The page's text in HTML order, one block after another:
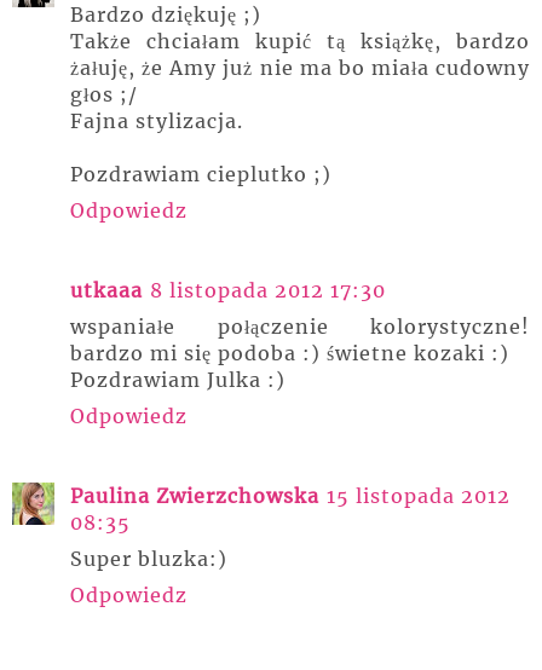
Bardzo dziękuję ;)
Także chciałam kupić tą książkę, bardzo
żałuję, że Amy już nie ma bo miała cudowny
głos ;/
Fajna stylizacja.
Pozdrawiam cieplutko ;)
Odpowiedz
utkaaa 8 listopada 2012 17:30
wspaniałe połączenie kolorystyczne!
bardzo mi się podoba :) świetne kozaki :)
Pozdrawiam Julka :)
Odpowiedz
Paulina Zwierzchowska 15 listopada 2012
08:35
Super bluzka:)
Odpowiedz